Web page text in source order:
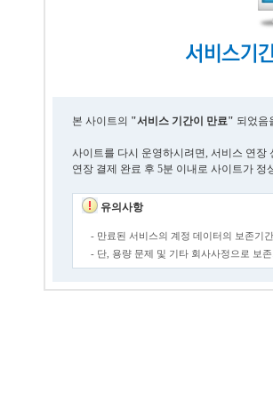
본 사이트의 "서비스 기간이 만료" 되었음
사이트를 다시 운영하시려면, 서비스 연장
연장 결제 완료 후 5분 이내로 사이트가 정
유의사항
- 만료된 서비스의 계정 데이터의 보존기
- 단, 용량 문제 및 기타 회사사정으로 보